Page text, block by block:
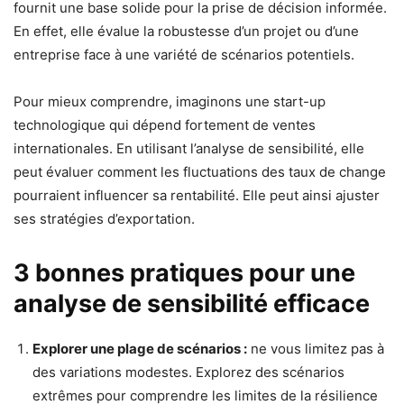
fournit une base solide pour la prise de décision informée.
En effet, elle évalue la robustesse d’un projet ou d’une
entreprise face à une variété de scénarios potentiels.
Pour mieux comprendre, imaginons une start-up
technologique qui dépend fortement de ventes
internationales. En utilisant l’analyse de sensibilité, elle
peut évaluer comment les fluctuations des taux de change
pourraient influencer sa rentabilité. Elle peut ainsi ajuster
ses stratégies d’exportation.
3 bonnes pratiques pour une
analyse de sensibilité efficace
Explorer une plage de scénarios : ne vous limitez pas à
des variations modestes. Explorez des scénarios
extrêmes pour comprendre les limites de la résilience